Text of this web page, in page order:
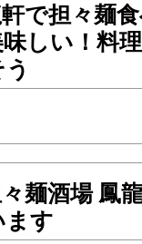
で担々麺
しい！料
麺酒場 鳳
ます